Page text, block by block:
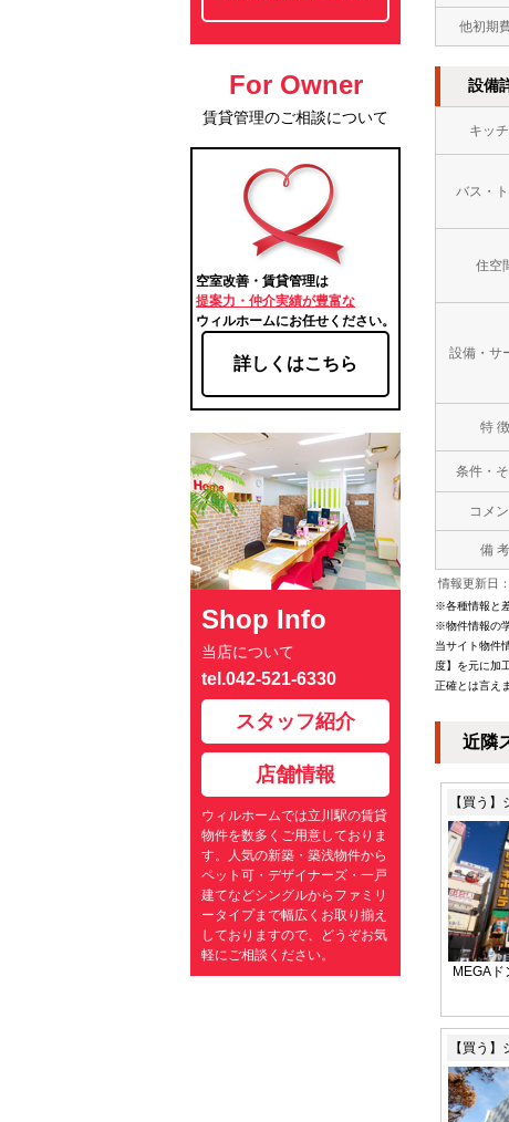
他初期
設備
キッ
バス・
住空
設備・サ
特 徴
条件・
コメ
備 考
情報更新日
※各種情報と
※物件情報の
当サイト物件
度】を元に加
正確とは言え
近隣
【買う
MEGAド
【買う
For Owner
賃貸管理のご相談について
空室改善・賃貸管理は
提案力・仲介実績が豊富な
ウィルホームにお任せください。
詳しくはこちら
Shop Info
当店について
tel.042-521-6330
スタッフ紹介
店舗情報
ウィルホームでは立川駅の賃貸
物件を数多くご用意しておりま
す。人気の新築・築浅物件から
ペット可・デザイナーズ・一戸
建てなどシングルからファミリ
ータイプまで幅広くお取り揃え
しておりますので、どうぞお気
軽にご相談ください。